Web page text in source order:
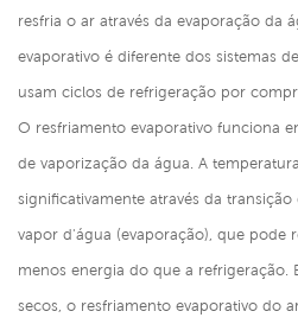
resfria o ar através da evaporação da
evaporativo é diferente dos sistemas
usam ciclos de refrigeração por
O resfriamento evaporativo funciona
de vaporização da água. A
significativamente através da
vapor d'água (evaporação), que pode
menos energia do que a refrigeração.
secos, o resfriamento evaporativo do